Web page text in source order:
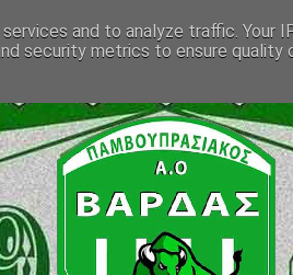
and to analyze traffic. Your
security metrics to ensure quality